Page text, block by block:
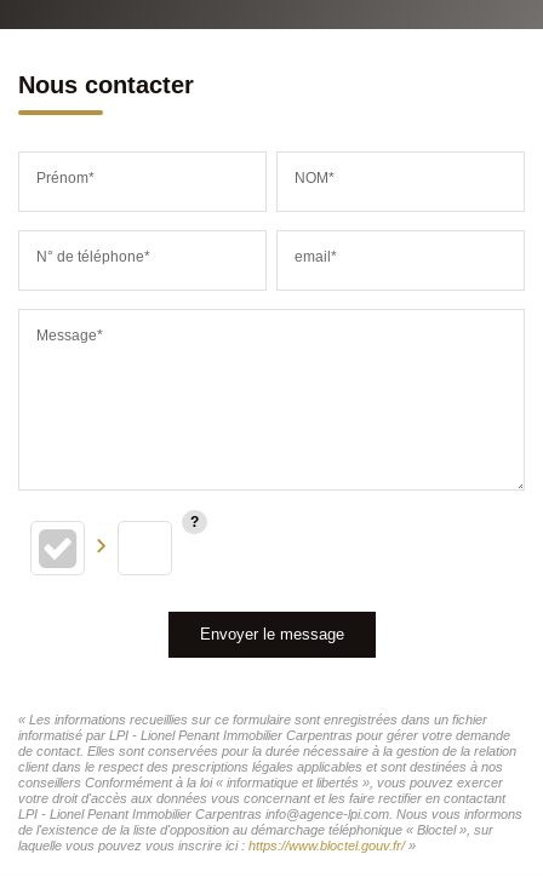
Nous contacter
Prénom* NOM*
N° de téléphone* email*
Message*
Envoyer le message
« Les informations recueillies sur ce formulaire sont enregistrées dans un fichier
informatisé par LPI - Lionel Penant Immobilier Carpentras pour gérer votre demande
de contact. Elles sont conservées pour la durée nécessaire à la gestion de la relation
client dans le respect des prescriptions légales applicables et sont destinées à nos
conseillers Conformément à la loi « informatique et libertés », vous pouvez exercer
votre droit d'accès aux données vous concernant et les faire rectifier en contactant
LPI - Lionel Penant Immobilier Carpentras info@agence-lpi.com. Nous vous informons
de l'existence de la liste d'opposition au démarchage téléphonique « Bloctel », sur
laquelle vous pouvez vous inscrire ici : https://www.bloctel.gouv.fr/»